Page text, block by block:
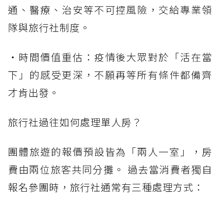
通、醫療、治安等不可控風險，交給專業領
隊與旅行社制度。
・時間價值重估：疫情後大眾對於「活在當
下」的感受更深，不願再等所有條件都備齊
才肯出發。
旅行社過往如何處理單人房？
團體旅遊的報價預設皆為「兩人一室」，房
費由兩位旅客共同分攤。 過去當消費者獨自
報名參團時，旅行社通常有三種處理方式：